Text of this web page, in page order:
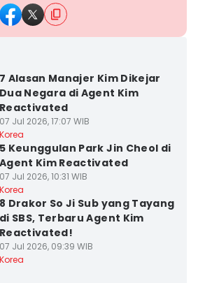
7 Alasan Manajer Kim Dikejar
Dua Negara di Agent Kim
Reactivated
07 Jul 2026, 17:07 WIB
Korea
5 Keunggulan Park Jin Cheol di
Agent Kim Reactivated
07 Jul 2026, 10:31 WIB
Korea
8 Drakor So Ji Sub yang Tayang
di SBS, Terbaru Agent Kim
Reactivated!
07 Jul 2026, 09:39 WIB
Korea